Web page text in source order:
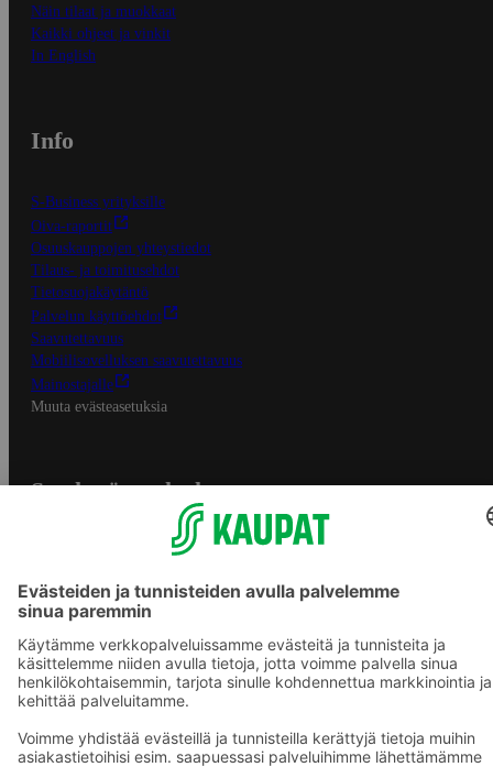
Näin tilaat ja muokkaat
Kaikki ohjeet ja vinkit
In English
Info
S-Business yrityksille
Oiva-raportit
Osuuskauppojen yhteystiedot
Tilaus- ja toimitusehdot
Tietosuojakäytäntö
Palvelun käyttöehdot
Saavutettavuus
Mobiilisovelluksen saavutettavuus
Mainostajalle
Muuta evästeasetuksia
S-ryhmän palvelut
Yhteishyvä Ruoka -sovellus
S-ostoslista -sovellus
Prisma.fi
Sokos.fi
S-Pankki
Sokos Hotels